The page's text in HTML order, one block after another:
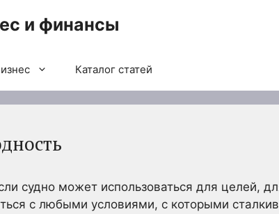
и финансы
Каталог статей
судно может использоваться для целей,
с любыми условиями, с которыми